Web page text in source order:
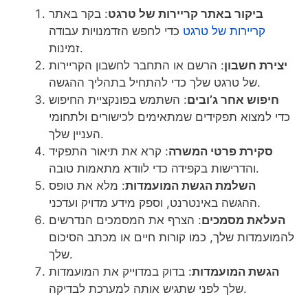
ביקור באתר קריירות של טרגט: בקר באתר
קריירות של טרגט כדי לחפש הזדמנויות עבודה
זמינות.
יצירת חשבון: הרשם או התחבר לחשבון הקריירות
של טרגט שלך כדי להתחיל בתהליך ההגשה.
חיפוש אחר ג’ובים: השתמש בפונקציית החיפוש
כדי למצוא תפקידים שמתאימים לכישורים ולתחומי
העניין שלך.
סקירת פרטי המשרה: קרא את תיאור התפקיד
והדרישות בקפידה כדי לוודא מתאמות טובה.
השלמת הגשת המועמדות: מלא את טופס
ההגשה באינטרנט, וספק מידע מדויק ועדכני.
העלאת מסמכים: הצרף את המסמכים הנדרשים
להמועמדות שלך, כמו קורות חיים או מכתב הסיכום
שלך.
הגשת המועמדות: בדוק במדוייק את המועמדות
שלך לפני שתגיש אותה למערכת לבדיקה.